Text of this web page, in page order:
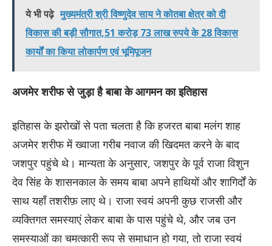
ये भी पढ़े मुख्यमंत्री श्री विष्णुदेव साय ने कोतबा क्षेत्र को दी
विकास की बड़ी सौगात,51 करोड़ 73 लाख रुपये के 28 विकास
कार्यों का किया लोकार्पण एवं भूमिपूजन
अजमेर शरीफ से जुड़ा है बाबा के आगमन का इतिहास
इतिहास के झरोखों से पता चलता है कि हजरत बाबा मलंग शाह
अजमेर शरीफ में ख्वाजा गरीब नवाज की खिदमत करने के बाद
जशपुर पहुंचे थे। मान्यता के अनुसार, जशपुर के पूर्व राजा विशुन
देव सिंह के शासनकाल के समय बाबा अपने हाथियों और शागिर्दों के
साथ यहाँ तशरीफ़ लाए थे। राजा स्वयं अपनी कुछ राजसी और
व्यक्तिगत समस्याएं लेकर बाबा के पास पहुंचे थे, और जब उन
समस्याओं का चमत्कारी रूप से समाधान हो गया, तो राजा स्वयं